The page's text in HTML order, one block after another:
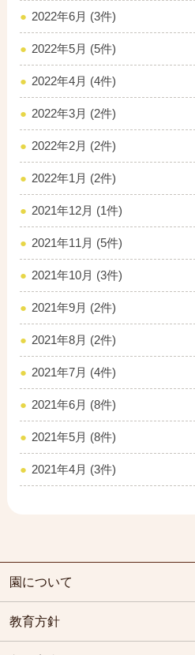
2022年6月 (3件)
2022年5月 (5件)
2022年4月 (4件)
2022年3月 (2件)
2022年2月 (2件)
2022年1月 (2件)
2021年12月 (1件)
2021年11月 (5件)
2021年10月 (3件)
2021年9月 (2件)
2021年8月 (2件)
2021年7月 (4件)
2021年6月 (8件)
2021年5月 (8件)
2021年4月 (3件)
園について
教育方針